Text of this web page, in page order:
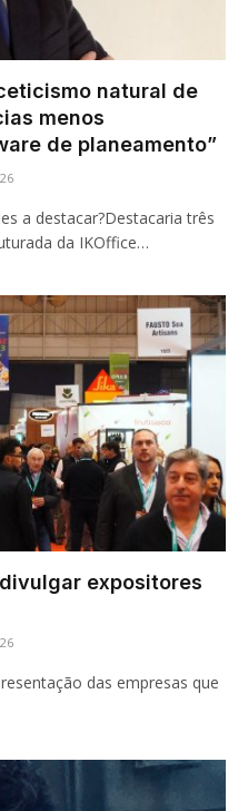
natural de
menos
de planeamento”
a destacar?Destacaria três
da IKOffice…
divulgar expositores
das empresas que